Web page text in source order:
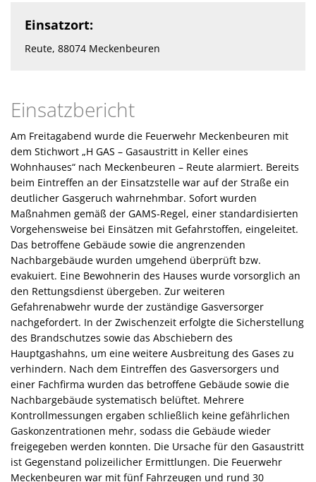
Einsatzort:
Reute, 88074 Meckenbeuren
Einsatzbericht
Am Freitagabend wurde die Feuerwehr Meckenbeuren mit
dem Stichwort „H GAS – Gasaustritt in Keller eines
Wohnhauses“ nach Meckenbeuren – Reute alarmiert. Bereits
beim Eintreffen an der Einsatzstelle war auf der Straße ein
deutlicher Gasgeruch wahrnehmbar. Sofort wurden
Maßnahmen gemäß der GAMS-Regel, einer standardisierten
Vorgehensweise bei Einsätzen mit Gefahrstoffen, eingeleitet.
Das betroffene Gebäude sowie die angrenzenden
Nachbargebäude wurden umgehend überprüft bzw.
evakuiert. Eine Bewohnerin des Hauses wurde vorsorglich an
den Rettungsdienst übergeben. Zur weiteren
Gefahrenabwehr wurde der zuständige Gasversorger
nachgefordert. In der Zwischenzeit erfolgte die Sicherstellung
des Brandschutzes sowie das Abschiebern des
Hauptgashahns, um eine weitere Ausbreitung des Gases zu
verhindern. Nach dem Eintreffen des Gasversorgers und
einer Fachfirma wurden das betroffene Gebäude sowie die
Nachbargebäude systematisch belüftet. Mehrere
Kontrollmessungen ergaben schließlich keine gefährlichen
Gaskonzentrationen mehr, sodass die Gebäude wieder
freigegeben werden konnten. Die Ursache für den Gasaustritt
ist Gegenstand polizeilicher Ermittlungen. Die Feuerwehr
Meckenbeuren war mit fünf Fahrzeugen und rund 30